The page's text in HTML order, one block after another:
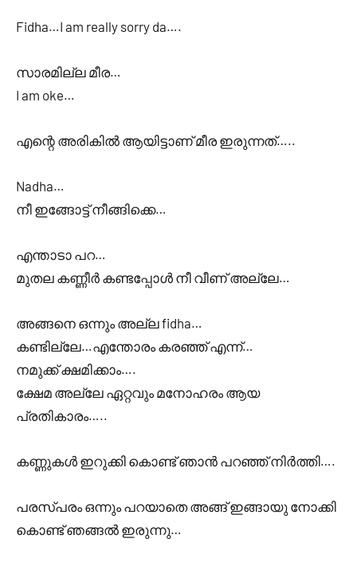
Fidha…I am really sorry da….
സാരമില്ല മീര…
I am oke…
എന്റെ അരികിൽ ആയിട്ടാണ് മീര ഇരുന്നത്…..
Nadha…
നീ ഇങ്ങോട്ട് നീങ്ങിക്കെ…
എന്താടാ പറ…
മുതല കണ്ണീർ കണ്ടപ്പോൾ നീ വീണ് അല്ലേ…
അങ്ങനെ ഒന്നും അല്ല fidha…
കണ്ടില്ലേ…എന്തോരം കരഞ്ഞ് എന്ന്…
നമുക്ക് ക്ഷമിക്കാം….
ക്ഷേമ അല്ലേ ഏറ്റവും മനോഹരം ആയ
പ്രതികാരം…..
കണ്ണുകൾ ഇറുക്കി കൊണ്ട് ഞാൻ പറഞ്ഞ് നിർത്തി….
പരസ്പരം ഒന്നും പറയാതെ അങ്ങ് ഇങ്ങായു നോക്കി
കൊണ്ട് ഞങ്ങൽ ഇരുന്നു…